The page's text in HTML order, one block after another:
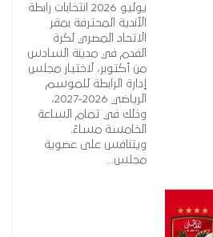
يوليو 2026 انتخابات رابطة
الأندية المحترفة بمقر
الاتحاد المصري لكرة
القدم في مدينة السادس
من أكتوبر، لاختيار مجلس
إدارة الرابطة للموسم
الرياضي 2026-2027،
وذلك في تمام الساعة
الخامسة مساءً.
ويتنافس على عضوية
مجلس…